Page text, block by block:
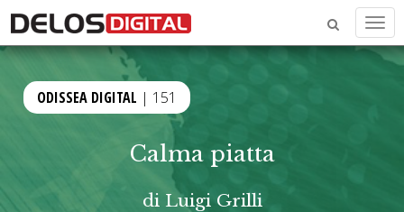
ODISSEA DIGITAL | 151
Calma piatta
di Luigi Grilli